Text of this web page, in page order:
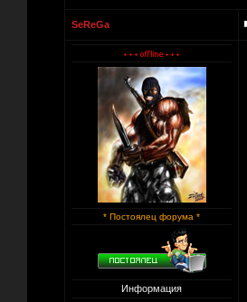
SeReGa
* Постоялец форума *
Информация